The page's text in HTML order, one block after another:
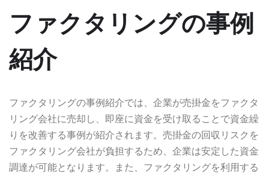
ファクタリングの事例
紹介
ファクタリングの事例紹介では、企業が売掛金をファクタ
リング会社に売却し、即座に資金を受け取ることで資金繰
りを改善する事例が紹介されます。売掛金の回収リスクを
ファクタリング会社が負担するため、企業は安定した資金
調達が可能となります。また、ファクタリングを利用する